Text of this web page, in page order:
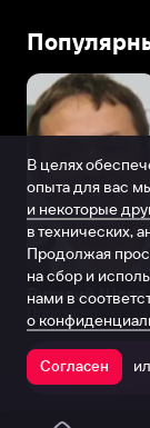
Продюсер
В целях
опыта для вас
и некоторые
в технических,
Продолжая
на сбор и
нами в
о
Согласен